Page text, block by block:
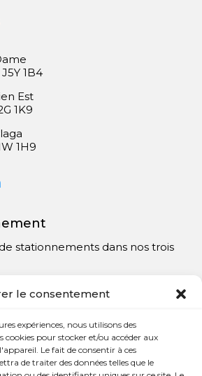
le consentement
expériences, nous utilisons des
cookies pour stocker et/ou accéder aux
Le fait de consentir à ces
de traiter des données telles que le
1B4
Est
1K9
1H9
stationnements dans nos trois